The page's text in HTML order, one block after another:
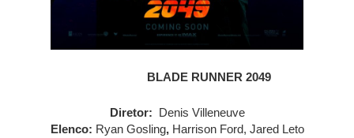
BLADE RUNNER 2049
Diretor:
Denis Villeneuve
Elenco: Ryan Gosling, Harrison Ford, Jared Leto